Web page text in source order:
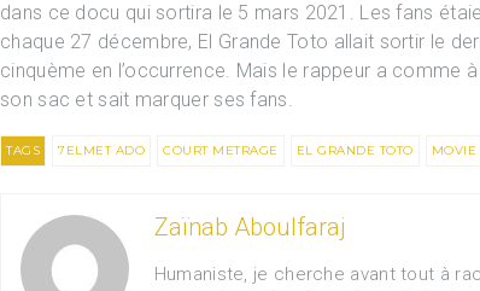
dans ce docu qui sortira le 5 mars 2021. Les fans
chaque 27 décembre, El Grande Toto allait sortir le
cinquème en l’occurrence. Mais le rappeur a comme
son sac et sait marquer ses fans.
TAGS 7ELMET ADO COURT METRAGE EL GRANDE TOTO MOVIE
Zaïnab Aboulfaraj
Humaniste, je cherche avant tout à